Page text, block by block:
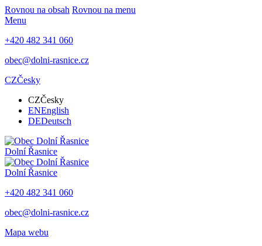
Rovnou na obsah Rovnou na menu
Menu
+420 482 341 060
obec@dolni-rasnice.cz
CZČesky
CZČesky
ENEnglish
DEDeutsch
Dolní Řasnice
Dolní Řasnice
+420 482 341 060
obec@dolni-rasnice.cz
Mapa webu